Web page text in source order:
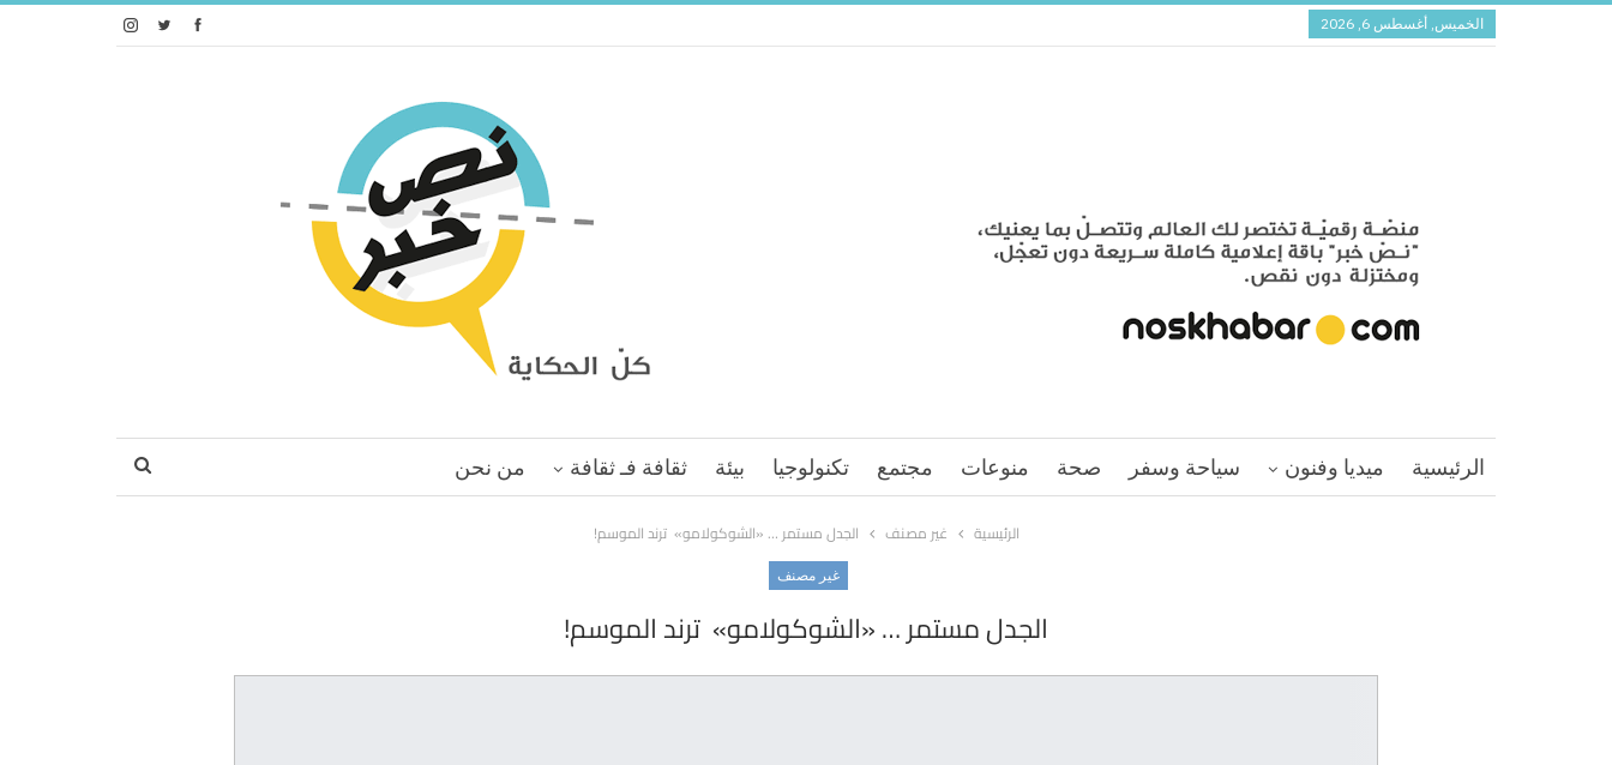
الخميس, أغسطس 6, 2026
الرئيسية ميديا وفنون سياحة وسفر صحة منوعات مجتمع تكنولوجيا بيئة ثقافة فـ ثقافة من نحن
الرئيسية غير مصنف الجدل مستمر … «الشوكولامو» ترند الموسم!
غير مصنف
الجدل مستمر … «الشوكولامو» ترند الموسم!